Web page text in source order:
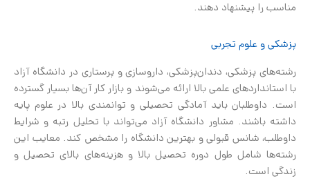
مناسب را پیشنهاد دهند.
پزشکی و علوم تجربی
رشته‌های پزشکی، دندان‌پزشکی، داروسازی و پرستاری در دانشگاه آزاد
با استانداردهای علمی بالا ارائه می‌شوند و بازار کار آن‌ها بسیار گسترده
است. داوطلبان باید آمادگی تحصیلی و توانمندی بالا در علوم پایه
داشته باشند. مشاور دانشگاه آزاد می‌تواند با تحلیل رتبه و شرایط
داوطلب، شانس قبولی و بهترین دانشگاه را مشخص کند. معایب این
رشته‌ها شامل طول دوره تحصیل بالا و هزینه‌های بالای تحصیل و
زندگی است.